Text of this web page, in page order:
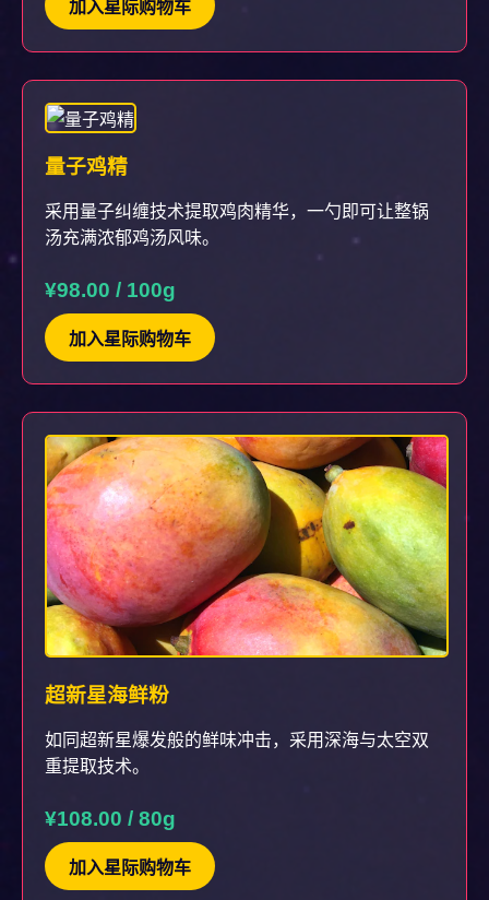
加入星际购物车
量子鸡精
采用量子纠缠技术提取鸡肉精华，一勺即可让整锅
汤充满浓郁鸡汤风味。
¥98.00 / 100g
加入星际购物车
超新星海鲜粉
如同超新星爆发般的鲜味冲击，采用深海与太空双
重提取技术。
¥108.00 / 80g
加入星际购物车